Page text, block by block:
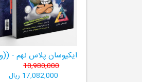
18,980,000
17,082,000 ریال